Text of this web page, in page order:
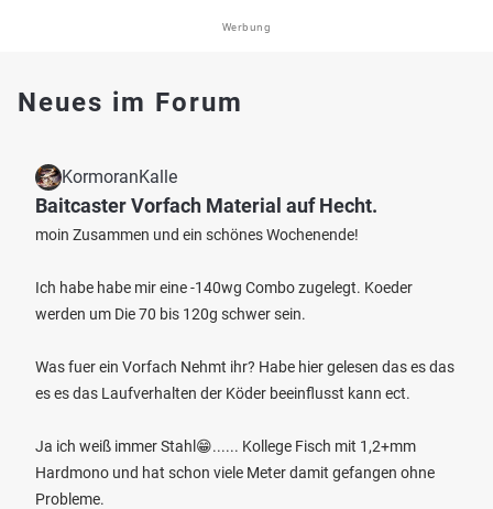
Werbung
Neues im Forum
KormoranKalle
Baitcaster Vorfach Material auf Hecht.
moin Zusammen und ein schönes Wochenende!
Ich habe habe mir eine -140wg Combo zugelegt. Koeder
werden um Die 70 bis 120g schwer sein.
Was fuer ein Vorfach Nehmt ihr? Habe hier gelesen das es das
es es das Laufverhalten der Köder beeinflusst kann ect.
Ja ich weiß immer Stahl😁...... Kollege Fisch mit 1,2+mm
Hardmono und hat schon viele Meter damit gefangen ohne
Probleme.